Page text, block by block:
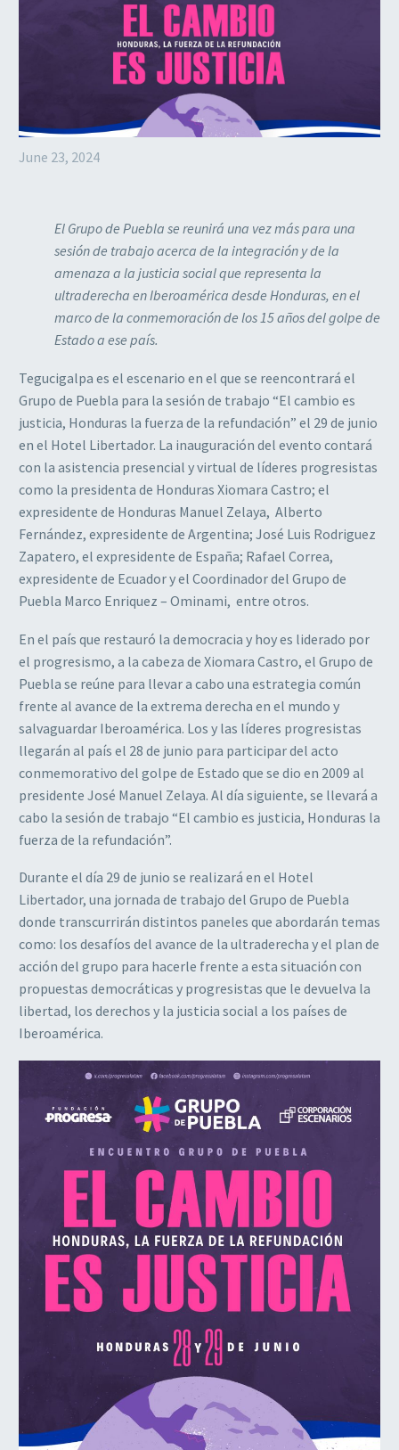
June 23, 2024
El Grupo de Puebla se reunirá una vez más para una
sesión de trabajo acerca de la integración y de la
amenaza a la justicia social que representa la
ultraderecha en Iberoamérica desde Honduras, en el
marco de la conmemoración de los 15 años del golpe de
Estado a ese país.
Tegucigalpa es el escenario en el que se reencontrará el
Grupo de Puebla para la sesión de trabajo “El cambio es
justicia, Honduras la fuerza de la refundación” el 29 de junio
en el Hotel Libertador. La inauguración del evento contará
con la asistencia presencial y virtual de líderes progresistas
como la presidenta de Honduras Xiomara Castro; el
expresidente de Honduras Manuel Zelaya, Alberto
Fernández, expresidente de Argentina; José Luis Rodriguez
Zapatero, el expresidente de España; Rafael Correa,
expresidente de Ecuador y el Coordinador del Grupo de
Puebla Marco Enriquez – Ominami, entre otros.
En el país que restauró la democracia y hoy es liderado por
el progresismo, a la cabeza de Xiomara Castro, el Grupo de
Puebla se reúne para llevar a cabo una estrategia común
frente al avance de la extrema derecha en el mundo y
salvaguardar Iberoamérica. Los y las líderes progresistas
llegarán al país el 28 de junio para participar del acto
conmemorativo del golpe de Estado que se dio en 2009 al
presidente José Manuel Zelaya. Al día siguiente, se llevará a
cabo la sesión de trabajo “El cambio es justicia, Honduras la
fuerza de la refundación”.
Durante el día 29 de junio se realizará en el Hotel
Libertador, una jornada de trabajo del Grupo de Puebla
donde transcurrirán distintos paneles que abordarán temas
como: los desafíos del avance de la ultraderecha y el plan de
acción del grupo para hacerle frente a esta situación con
propuestas democráticas y progresistas que le devuelva la
libertad, los derechos y la justicia social a los países de
Iberoamérica.